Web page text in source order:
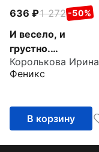
636 1 272 -50%
И весело, и
грустно.
Фортепианные
пьесы для самых
Феникс
В корзину